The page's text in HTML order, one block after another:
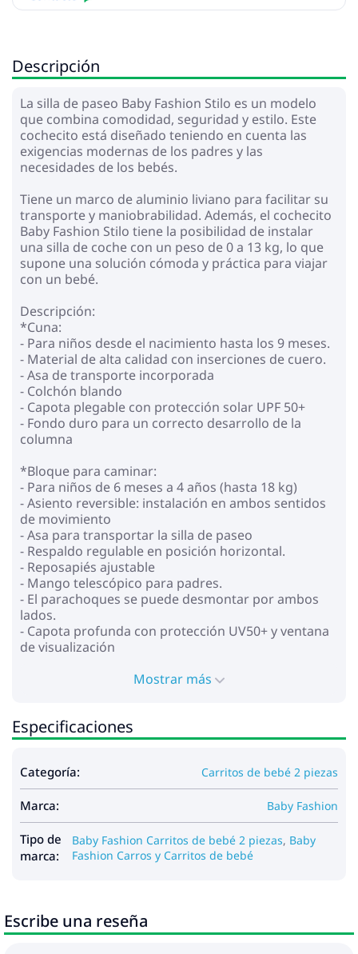
Descripción
La silla de paseo Baby Fashion Stilo es un modelo
que combina comodidad, seguridad y estilo. Este
cochecito está diseñado teniendo en cuenta las
exigencias modernas de los padres y las
necesidades de los bebés.
Tiene un marco de aluminio liviano para facilitar su
transporte y maniobrabilidad. Además, el cochecito
Baby Fashion Stilo tiene la posibilidad de instalar
una silla de coche con un peso de 0 a 13 kg, lo que
supone una solución cómoda y práctica para viajar
con un bebé.
Descripción:
*Cuna:
- Para niños desde el nacimiento hasta los 9 meses.
- Material de alta calidad con inserciones de cuero.
- Asa de transporte incorporada
- Colchón blando
- Capota plegable con protección solar UPF 50+
- Fondo duro para un correcto desarrollo de la
columna
*Bloque para caminar:
- Para niños de 6 meses a 4 años (hasta 18 kg)
- Asiento reversible: instalación en ambos sentidos
de movimiento
- Asa para transportar la silla de paseo
- Respaldo regulable en posición horizontal.
- Reposapiés ajustable
- Mango telescópico para padres.
- El parachoques se puede desmontar por ambos
lados.
- Capota profunda con protección UV50+ y ventana
de visualización
almohadillas suaves
- Ruedas: poliuretano
- Absorción de impactos en todas las ruedas.
- Cesta espaciosa para compras y accesorios.
Dimensiones:
- Dimensiones del marco plegado: 79x50x38 cm
- Dimensiones internas de la cuna: 80x37x23 cm
- Peso del cuadro: 8,3 kg
Incluido:
- Capazo para silla de paseo
Mostrar más
Especificaciones
Categoría: Carritos de bebé 2 piezas
Marca: Baby Fashion
Tipo de
marca:
Baby Fashion Carritos de bebé 2 piezas, Baby
Fashion Carros y Carritos de bebé
Escribe una reseña